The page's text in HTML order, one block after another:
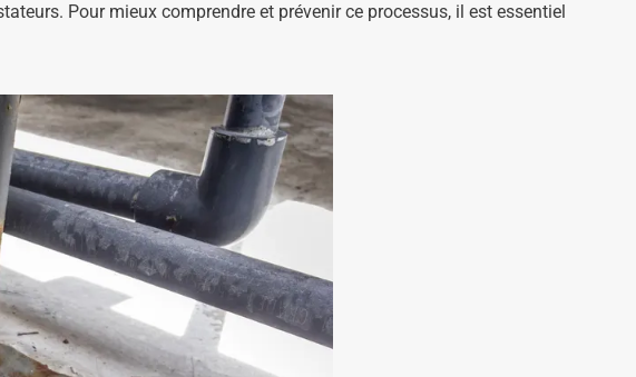
Pour mieux comprendre et prévenir ce processus, il est essentiel